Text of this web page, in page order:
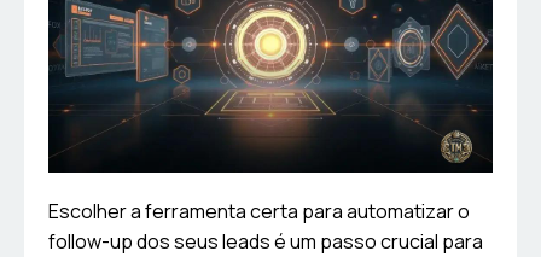
Escolher a ferramenta certa para automatizar o
follow-up dos seus leads é um passo crucial para